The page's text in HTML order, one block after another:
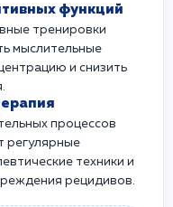
функций
тренировки
мыслительные
и снизить
процессов
регулярные
техники и
рецидивов.